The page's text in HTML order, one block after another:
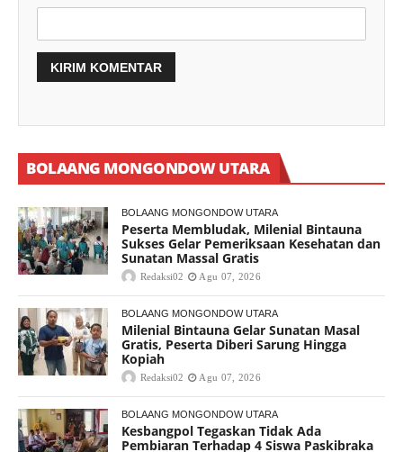
BOLAANG MONGONDOW UTARA
BOLAANG MONGONDOW UTARA
Peserta Membludak, Milenial Bintauna
Sukses Gelar Pemeriksaan Kesehatan dan
Sunatan Massal Gratis
Redaksi02 Agu 07, 2026
BOLAANG MONGONDOW UTARA
Milenial Bintauna Gelar Sunatan Masal
Gratis, Peserta Diberi Sarung Hingga
Kopiah
Redaksi02 Agu 07, 2026
BOLAANG MONGONDOW UTARA
Kesbangpol Tegaskan Tidak Ada
Pembiaran Terhadap 4 Siswa Paskibraka